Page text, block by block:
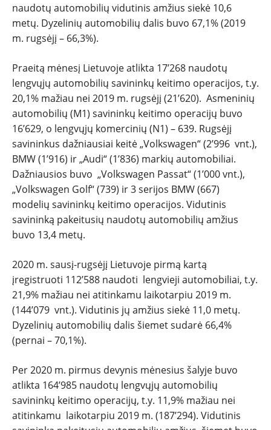
naudotų automobilių vidutinis amžius siekė 10,6
metų. Dyzelinių automobilių dalis buvo 67,1% (2019
m. rugsėjį – 66,3%).
Praeitą mėnesį Lietuvoje atlikta 17’268 naudotų
lengvųjų automobilių savininkų keitimo operacijos, t.y.
20,1% mažiau nei 2019 m. rugsėjį (21’620). Asmeninių
automobilių (M1) savininkų keitimo operacijų buvo
16’629, o lengvųjų komercinių (N1) – 639. Rugsėjį
savininkus dažniausiai keitė „Volkswagen“ (2’996 vnt.),
BMW (1’916) ir „Audi“ (1’836) markių automobiliai.
Dažniausios buvo „Volkswagen Passat“ (1’000 vnt.),
„Volkswagen Golf“ (739) ir 3 serijos BMW (667)
modelių savininkų keitimo operacijos. Vidutinis
savininką pakeitusių naudotų automobilių amžius
buvo 13,4 metų.
2020 m. sausį-rugsėjį Lietuvoje pirmą kartą
įregistruoti 112’588 naudoti lengvieji automobiliai, t.y.
21,9% mažiau nei atitinkamu laikotarpiu 2019 m.
(144’079 vnt.). Vidutinis jų amžius siekė 11,0 metų.
Dyzelinių automobilių dalis šiemet sudarė 66,4%
(pernai – 70,1%).
Per 2020 m. pirmus devynis mėnesius šalyje buvo
atlikta 164’985 naudotų lengvųjų automobilių
savininkų keitimo operacijų, t.y. 11,9% mažiau nei
atitinkamu laikotarpiu 2019 m. (187’294). Vidutinis